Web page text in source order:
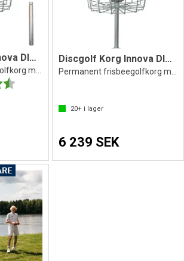
Discgolf Korg Innova DISCatcher Pro28
4.8 utav 5 stjärnor
Discgolf Korg Innova DISCatcher Pro28
20+i lager
6 239 SEK